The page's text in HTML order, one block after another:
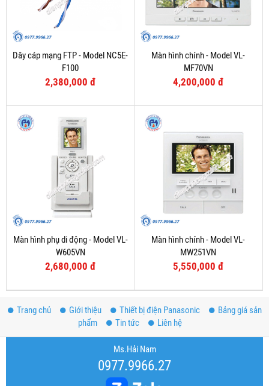
Dây cáp mạng FTP - Model NC5E-
F100
2,380,000 đ
Màn hình chính - Model VL-
MF70VN
4,200,000 đ
Màn hình phụ di động - Model VL-
W605VN
2,680,000 đ
Màn hình chính - Model VL-
MW251VN
5,550,000 đ
Trang chủ Giới thiệu Thiết bị điện Panasonic
Bảng giá sản
phẩm
Tin tức Liên hệ
Ms.Hải Nam
0977.9966.27